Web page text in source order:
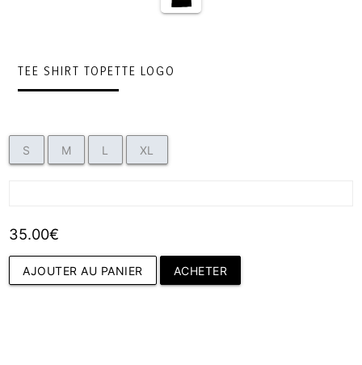
TEE SHIRT TOPETTE LOGO
S M L XL
35.00€
AJOUTER AU PANIER ACHETER